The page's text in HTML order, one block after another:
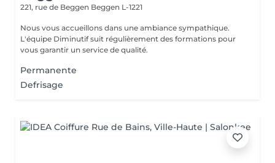
221, rue de Beggen Beggen L-1221
Nous vous accueillons dans une ambiance sympathique.
L'équipe Diminutif suit régulièrement des formations pour
vous garantir un service de qualité.
Permanente
Defrisage